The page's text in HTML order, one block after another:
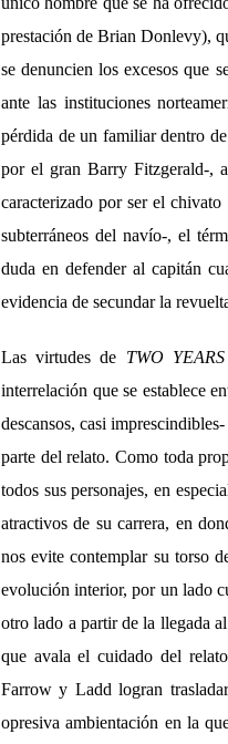
prestación de Brian Donlevy),
se denuncien los excesos que
ante las instituciones
pérdida de un familiar dentro
por el gran Barry Fitzgerald-,
caracterizado por ser el
subterráneos del navío-, el
duda en defender al capitán
evidencia de secundar la
Las virtudes de TWO
interrelación que se establece
descansos, casi
parte del relato. Como toda
todos sus personajes, en
atractivos de su carrera, en
nos evite contemplar su torso
evolución interior, por un lado
otro lado a partir de la llegada
que avala el cuidado del
Farrow y Ladd logran
opresiva ambientación en la